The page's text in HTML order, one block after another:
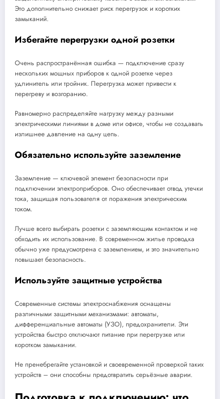
Это дополнительно снижает риск перегрузок и коротких
замыканий.
Избегайте перегрузки одной розетки
Очень распространённая ошибка — подключение сразу
нескольких мощных приборов к одной розетке через
удлинитель или тройник. Перегрузка может привести к
перегреву и возгоранию.
Равномерно распределяйте нагрузку между разными
электрическими линиями в доме или офисе, чтобы не создавать
излишнее давление на одну цепь.
Обязательно используйте заземление
Заземление — ключевой элемент безопасности при
подключении электроприборов. Оно обеспечивает отвод утечки
тока, защищая пользователя от поражения электрическим
током.
Лучше всего выбирать розетки с заземляющим контактом и не
обходить их использование. В современном жилье проводка
обычно уже предусмотрена с заземлением, и это значительно
повышает безопасность.
Используйте защитные устройства
Современные системы электроснабжения оснащены
различными защитными механизмами: автоматы,
дифференциальные автоматы (УЗО), предохранители. Эти
устройства быстро отключают питание при перегрузке или
коротком замыкании.
Не пренебрегайте установкой и своевременной проверкой таких
устройств – они способны предотвратить серьёзные аварии.